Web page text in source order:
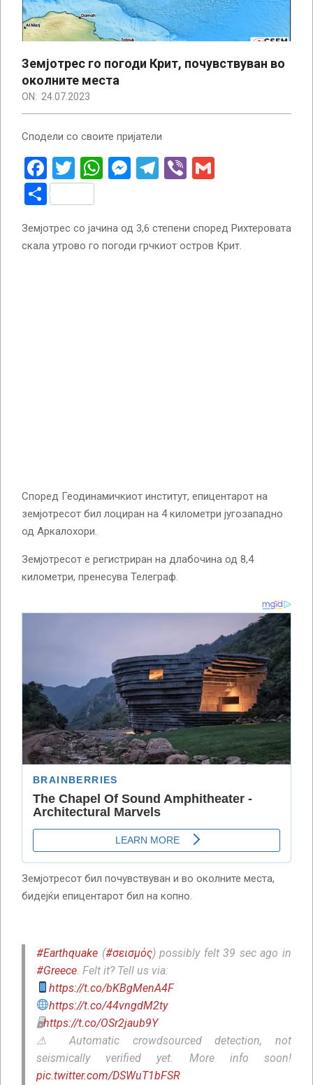
Земјотрес го погоди Крит, почувствуван во
околните места
ON: 24.07.2023
Сподели со своите пријатели
Facebook
Twitter
WhatsApp
Messenger
Telegram
Viber
Share
Земјотрес со јачина од 3,6 степени според Рихтеровата
скала утрово го погоди грчкиот остров Крит.
Според Геодинамичкиот институт, епицентарот на
земјотресот бил лоциран на 4 километри југозападно
од Аркалохори.
Земјотресот е регистриран на длабочина од 8,4
километри, пренесува Телеграф.
Земјотресот бил почувствуван и во околните места,
бидејќи епицентарот бил на копно.
#Earthquake (#σεισμός) possibly felt 39 sec ago in
#Greece. Felt it? Tell us via:
https://t.co/bKBgMenA4F
https://t.co/44vngdM2ty
🖥https://t.co/OSr2jaub9Y
⚠ Automatic crowdsourced detection, not
seismically verified yet. More info soon!
pic.twitter.com/DSWuT1bFSR